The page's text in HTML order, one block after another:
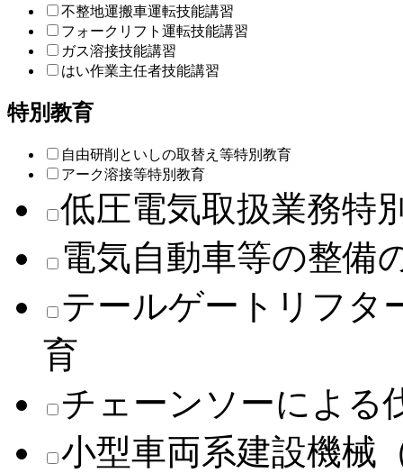
不整地運搬車運転技能講習
フォークリフト運転技能講習
ガス溶接技能講習
はい作業主任者技能講習
特別教育
自由研削といしの取替え等特別教育
アーク溶接等特別教育
低圧電気取扱業務特
電気自動車等の整備
テールゲートリフタ
育
チェーンソーによる
小型車両系建設機械